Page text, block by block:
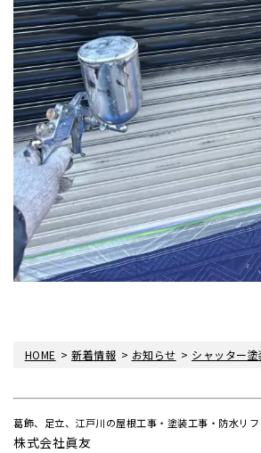
HOME >新着情報 > お知らせ > シャッター
葛飾、足立、江戸川の屋根工事・塗装工事・防水リ
株式会社眞友